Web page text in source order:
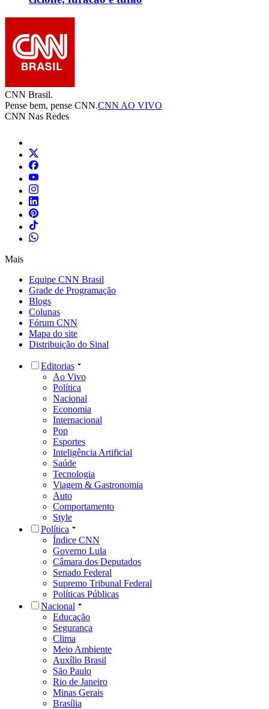
CNN Brasil.
Pense bem, pense CNN.CNN AO VIVO
CNN Nas Redes
Mais
Equipe CNN Brasil
Grade de Programação
Blogs
Colunas
Fórum CNN
Mapa do site
Distribuição do Sinal
Editorias
Ao Vivo
Política
Nacional
Economia
Internacional
Pop
Esportes
Inteligência Artificial
Saúde
Tecnologia
Viagem & Gastronomia
Auto
Comportamento
Style
Política
Índice CNN
Governo Lula
Câmara dos Deputados
Senado Federal
Supremo Tribunal Federal
Políticas Públicas
Nacional
Educação
Segurança
Clima
Meio Ambiente
Auxílio Brasil
São Paulo
Rio de Janeiro
Minas Gerais
Brasília